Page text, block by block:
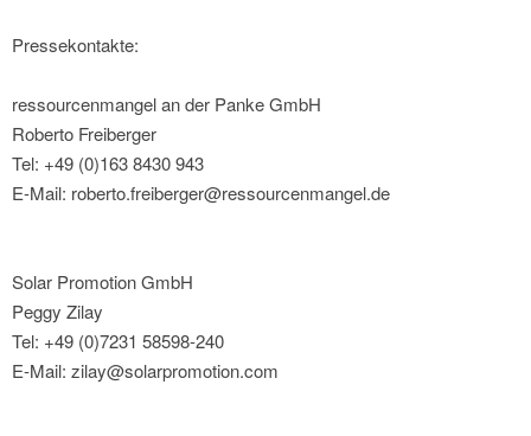
Pressekontakte:
ressourcenmangel an der Panke GmbH
Roberto Freiberger
Tel: +49 (0)163 8430 943
E-Mail: roberto.freiberger@ressourcenmangel.de
Solar Promotion GmbH
Peggy Zilay
Tel: +49 (0)7231 58598-240
E-Mail: zilay@solarpromotion.com